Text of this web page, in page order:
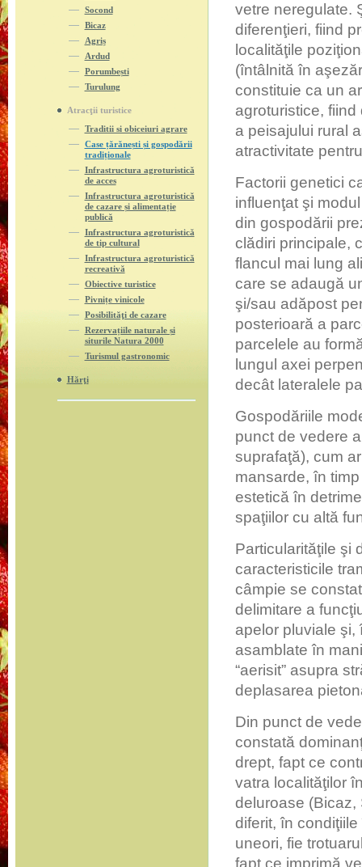
Socond
Bicaz
Agriș
Ardud
Porumbești
Turulung
Atracţii turistice
Traditii si obiceiuri agrare
Case țărănești și gospodării
tradiționale
Infrastructura agroturistică
de acces
Infrastructura agroturistică
de cazare și alimentație
publică
Infrastructura agroturistică
de tip cultural
Infrastructura agroturistică
recreativă
Obiective turistice
Pivnițe vinicole
Posibilităţi de cazare
Rezervațiile naturale și
siturile Natura 2000
Turismul gastronomic
Hărţi
vetre neregulate.
diferenţieri, fiind
localităţile
(întâlnită în
constituie ca un
agroturistice,
a peisajului rural
atractivitate
Factorii genetici
influenţat şi
din gospodării
clădiri principale,
flancul mai lung
care se adaugă
şi/sau adăpost
posterioară a
parcelele au
lungul axei
decât lateralele
Gospodăriile
punct de vedere
suprafaţă), cum
mansarde, în
estetică în
spaţiilor cu altă
Particularităţile şi
caracteristicile
câmpie se
delimitare a
apelor pluviale şi,
asamblate în
“aerisit” asupra
deplasarea
Din punct de
constată
drept, fapt ce
vatra localităţilor
deluroase (Bicaz,
diferit, în
uneori, fie
fapt ce imprimă